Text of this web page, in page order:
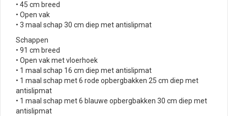
• 45 cm breed
• Open vak
• 3 maal schap 30 cm diep met antislipmat
Schappen
• 91 cm breed
• Open vak met vloerhoek
• 1 maal schap 16 cm diep met antislipmat
• 1 maal schap met 6 rode opbergbakken 25 cm diep met
antislipmat
• 1 maal schap met 6 blauwe opbergbakken 30 cm diep met
antislipmat